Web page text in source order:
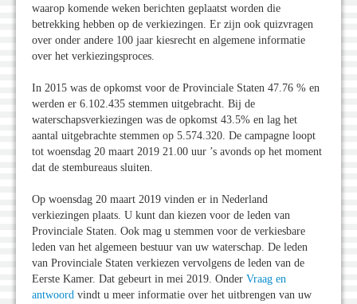
waarop komende weken berichten geplaatst worden die
betrekking hebben op de verkiezingen. Er zijn ook quizvragen
over onder andere 100 jaar kiesrecht en algemene informatie
over het verkiezingsproces.
In 2015 was de opkomst voor de Provinciale Staten 47.76 % en
werden er 6.102.435 stemmen uitgebracht. Bij de
waterschapsverkiezingen was de opkomst 43.5% en lag het
aantal uitgebrachte stemmen op 5.574.320. De campagne loopt
tot woensdag 20 maart 2019 21.00 uur ’s avonds op het moment
dat de stembureaus sluiten.
Op woensdag 20 maart 2019 vinden er in Nederland
verkiezingen plaats. U kunt dan kiezen voor de leden van
Provinciale Staten. Ook mag u stemmen voor de verkiesbare
leden van het algemeen bestuur van uw waterschap. De leden
van Provinciale Staten verkiezen vervolgens de leden van de
Eerste Kamer. Dat gebeurt in mei 2019. Onder Vraag en
antwoord vindt u meer informatie over het uitbrengen van uw